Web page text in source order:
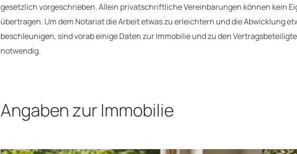
gesetzlich vorgeschrieben. Allein privatschriftliche Vereinbarungen können kein
übertragen. Um dem Notariat die Arbeit etwas zu erleichtern und die Abwicklung
beschleunigen, sind vorab einige Daten zur Immobilie und zu den
notwendig.
Angaben zur Immobilie